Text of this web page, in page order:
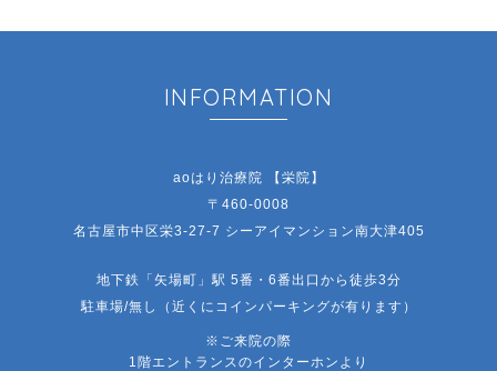
INFORMATION
aoはり治療院 【栄院】
〒460-0008
名古屋市中区栄3-27-7 シーアイマンション南大津405
地下鉄「矢場町」駅 5番・6番出口から徒歩3分
駐車場/無し（近くにコインパーキングが有ります）
※ご来院の際
1階エントランスのインターホンより